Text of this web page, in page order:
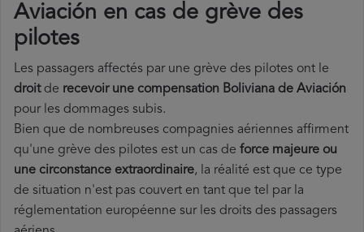
Aviación en cas de grève des
pilotes
Les passagers affectés par une grève des pilotes ont le
droitde recevoir une compensation Boliviana de Aviación
pour les dommages subis.
Bien que de nombreuses compagnies aériennes affirment
qu'une grève des pilotes est un cas de force majeure ou
une circonstance extraordinaire, la réalité est que ce type
de situation n'est pas couvert en tant que tel par la
réglementation européenne sur les droits des passagers